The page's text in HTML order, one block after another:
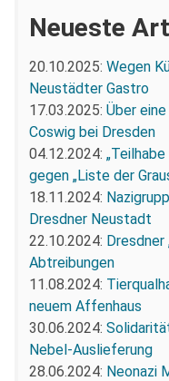
Neueste
20.10.2025: Wegen
Neustädter Gastro
17.03.2025: Über
Coswig bei Dresden
04.12.2024:
gegen „Liste der
18.11.2024:
Dresdner Neustadt
22.10.2024: Dresdner
Abtreibungen
11.08.2024:
neuem Affenhaus
30.06.2024:
Nebel-Auslieferung
28.06.2024: Neonazi